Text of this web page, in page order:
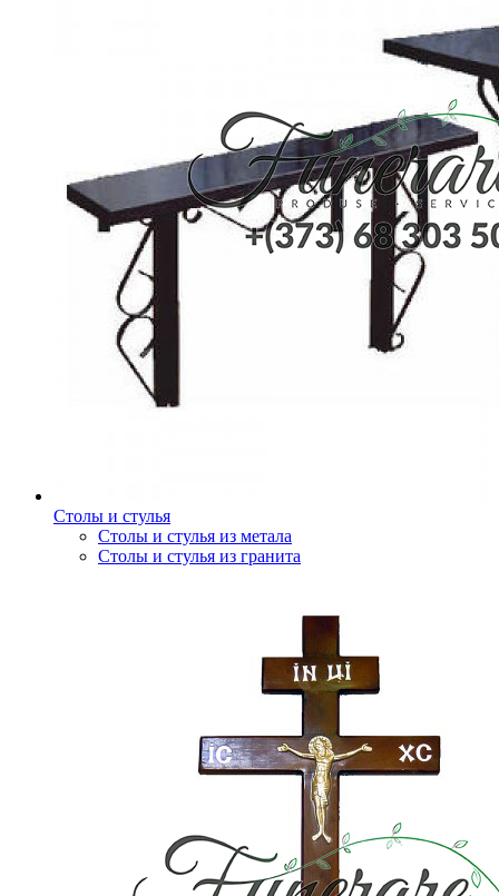
Столы и стулья
Столы и стулья из метала
Столы и стулья из гранита